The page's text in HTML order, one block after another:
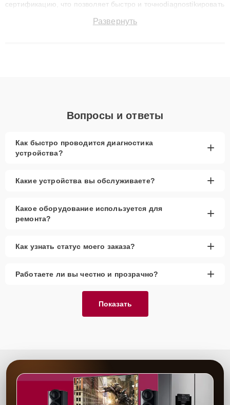
сертификацию, что позволяет быстро и точноdiagnostikировать
до 3 лет. Наши мастера решают сложные случаи: от замены
Развернуть
Вопросы и ответы
Как быстро проводится диагностика
устройства?
+
Какие устройства вы обслуживаете? +
Какое оборудование используется для
ремонта?
+
Как узнать статус моего заказа? +
Работаете ли вы честно и прозрачно? +
Показать